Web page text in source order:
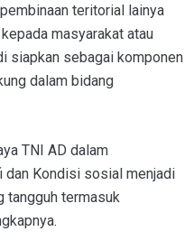
teritorial lainya
masyarakat atau
siapkan sebagai komponen
dalam bidang
TNI AD dalam
dan Kondisi sosial menjadi
tangguh termasuk